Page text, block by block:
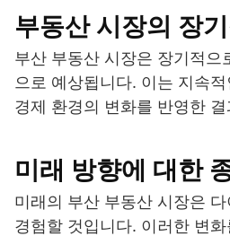
부동산 시장의 장
부산 부동산 시장은 장기적으
으로 예상됩니다. 이는 지속
경제 환경의 변화를 반영한
미래 방향에 대한
미래의 부산 부동산 시장은
경험할 것입니다. 이러한 변